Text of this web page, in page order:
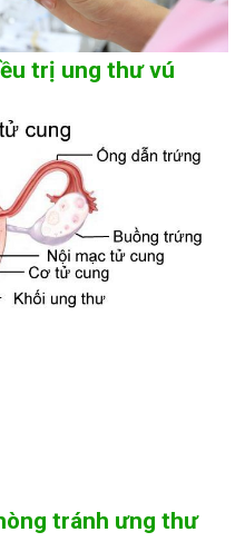
trị ung thư vú
tránh ưng thư